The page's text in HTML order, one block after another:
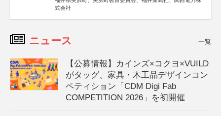
式会社
ニュース 一覧
【公募情報】カインズ×コクヨ×VUILD
がタッグ、家具・木工品デザインコン
ペティション「CDM Digi Fab
COMPETITION 2026」を初開催